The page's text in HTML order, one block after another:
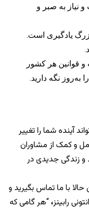
نیاز به صبر و
یادگیری است.
قوانین هر کشور
به‌روز نگه دارید.
آینده شما را تغییر
و کمک از مشاوران
و زندگی جدیدی در
حالا با ما تماس بگیرید و
رابینز، “هر گامی که